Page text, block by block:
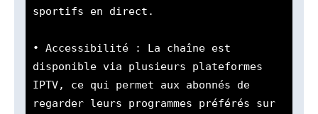
sportifs en direct.
• Accessibilité : La chaîne est
disponible via plusieurs plateformes
IPTV, ce qui permet aux abonnés de
regarder leurs programmes préférés sur